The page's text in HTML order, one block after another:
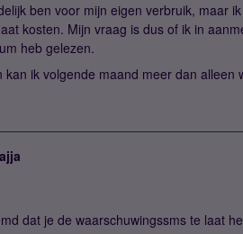
ben voor mijn eigen verbruik, maar
kosten. Mijn vraag is dus of ik in
heb gelezen.
ik volgende maand meer dan alleen
dat je de waarschuwingssms te laat